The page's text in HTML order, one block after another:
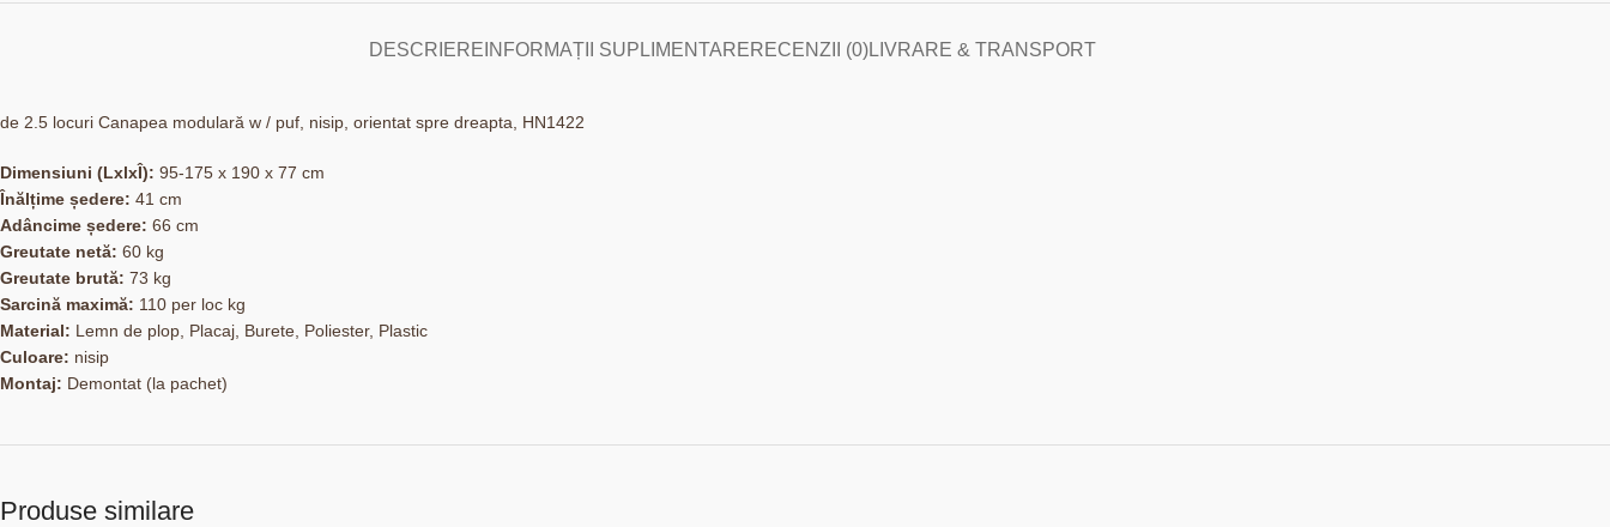
DESCRIERE INFORMAȚII SUPLIMENTARERECENZII (0)LIVRARE & TRANSPORT
de 2.5 locuri Canapea modulară w / puf, nisip, orientat spre dreapta, HN1422
Dimensiuni (LxlxÎ): 95-175 x 190 x 77 cm
Înălțime ședere: 41 cm
Adâncime ședere: 66 cm
Greutate netă: 60 kg
Greutate brută: 73 kg
Sarcină maximă: 110 per loc kg
Material: Lemn de plop, Placaj, Burete, Poliester, Plastic
Culoare: nisip
Montaj: Demontat (la pachet)
Produse similare